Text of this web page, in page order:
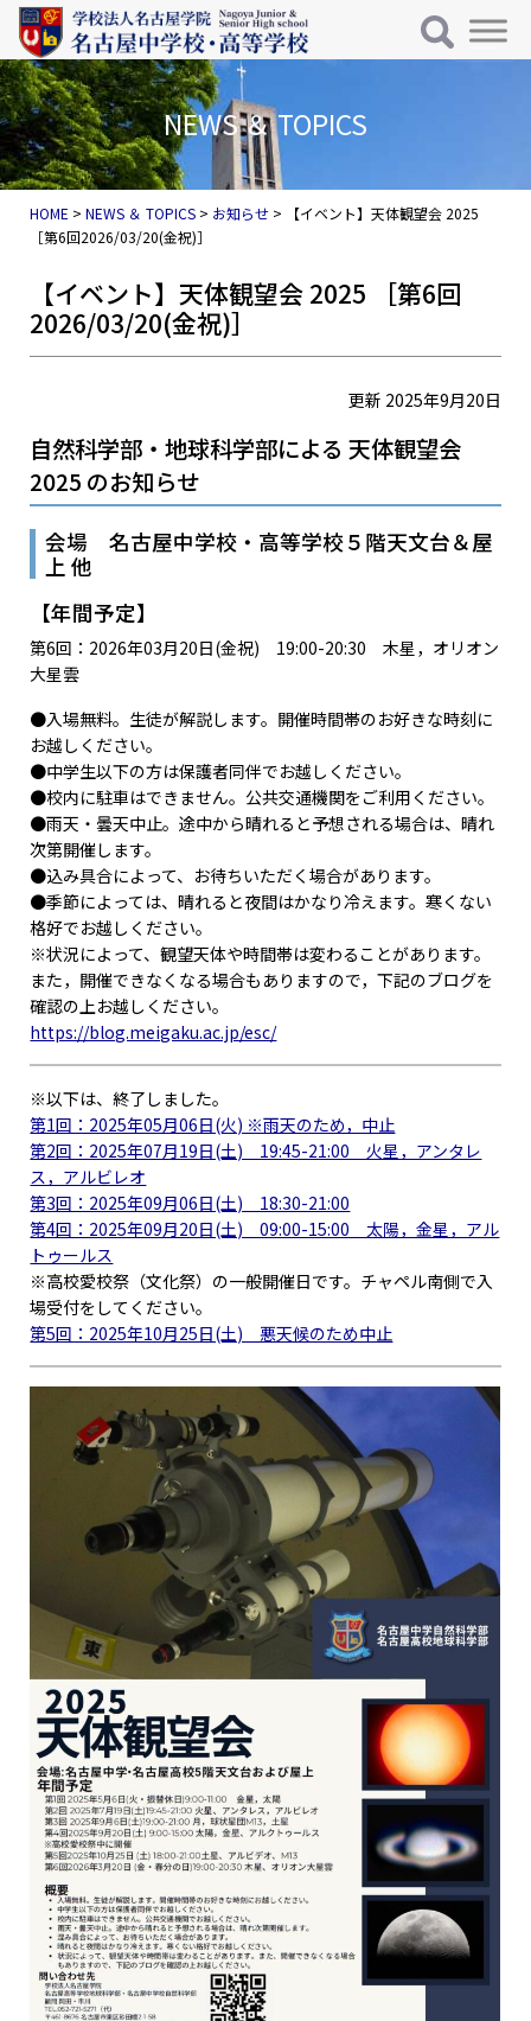
コンテンツへスキップ
メインナビゲーション
NEWS ＆ TOPICS
HOME >NEWS ＆ TOPICS > お知らせ >
【イベント】天体観望会 2025
［第6回2026/03/20(金祝)］
【イベント】天体観望会 2025 ［第6回
2026/03/20(金祝)］
更新 2025年9月20日
自然科学部・地球科学部による 天体観望会
2025 のお知らせ
会場 名古屋中学校・高等学校５階天文台＆屋
上 他
【年間予定】
第6回：2026年03月20日(金祝) 19:00-20:30 木星，オリオン
大星雲
●入場無料。生徒が解説します。開催時間帯のお好きな時刻に
お越しください。
●中学生以下の方は保護者同伴でお越しください。
●校内に駐車はできません。公共交通機関をご利用ください。
●雨天・曇天中止。途中から晴れると予想される場合は、晴れ
次第開催します。
●込み具合によって、お待ちいただく場合があります。
●季節によっては、晴れると夜間はかなり冷えます。寒くない
格好でお越しください。
※状況によって、観望天体や時間帯は変わることがあります。
また，開催できなくなる場合もありますので，下記のブログを
確認の上お越しください。
https://blog.meigaku.ac.jp/esc/
※以下は、終了しました。
第1回：2025年05月06日(火) ※雨天のため，中止
第2回：2025年07月19日(土) 19:45-21:00 火星，アンタレ
ス，アルビレオ
第3回：2025年09月06日(土) 18:30-21:00
第4回：2025年09月20日(土) 09:00-15:00 太陽，金星，アル
トゥールス
※高校愛校祭（文化祭）の一般開催日です。チャペル南側で入
場受付をしてください。
第5回：2025年10月25日(土) 悪天候のため中止